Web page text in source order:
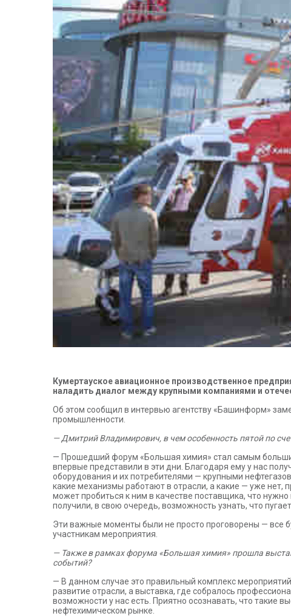
Кумертауское авиационное производственное
наладить диалог между крупными компаниями и
Об этом сообщил в интервью агентству «Башинформ»
промышленности.
— Дмитрий Владимирович, в чем особенность пятой по
— Прошедший форум «Большая химия» стал самым
впервые представили в эти дни. Благодаря ему у нас
оборудования и их потребителями — крупными
какие механизмы работают в отрасли, а какие — уже нет,
может пробиться к ним в качестве поставщика, что
получили, в свою очередь, возможность узнать, что
Эти важные моменты были не просто проговорены — все
участникам мероприятия.
— Также в рамках форума «Большая химия» прошла
событий?
— В данном случае это правильный комплекс
развитие отрасли, а выставка, где собралось
возможности у нас есть. Приятно осознавать, что такие
нефтехимическом рынке.